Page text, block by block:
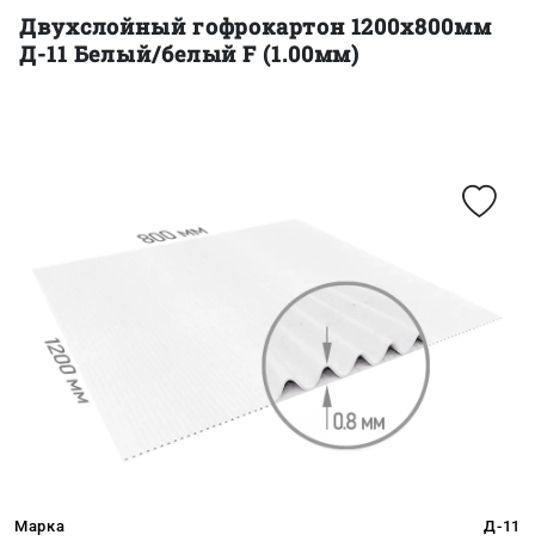
Двухслойный гофрокартон 1200x800мм
Д-11 Белый/белый F (1.00мм)
Марка Д-11